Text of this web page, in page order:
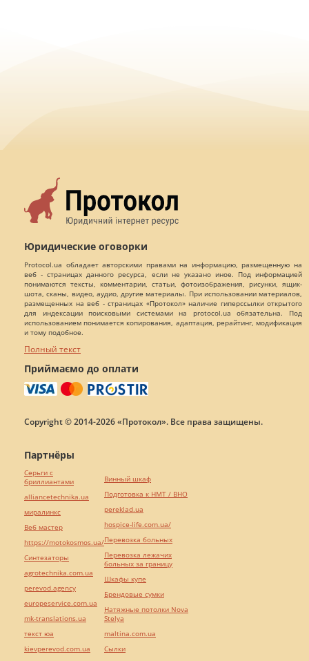
Юридические оговорки
Protocol.ua обладает авторскими правами на информацию, размещенную на
веб - страницах данного ресурса, если не указано иное. Под информацией
понимаются тексты, комментарии, статьи, фотоизображения, рисунки, ящик-
шота, сканы, видео, аудио, другие материалы. При использовании материалов,
размещенных на веб - страницах «Протокол» наличие гиперссылки открытого
для индексации поисковыми системами на protocol.ua обязательна. Под
использованием понимается копирования, адаптация, рерайтинг, модификация
и тому подобное.
Полный текст
Приймаємо до оплати
Copyright © 2014-2026 «Протокол». Все права защищены.
Партнёры
Серьги с
бриллиантами
alliancetechnika.ua
миралинкс
Веб мастер
https://motokosmos.ua/
Синтезаторы
agrotechnika.com.ua
perevod.agency
europeservice.com.ua
mk-translations.ua
текст юа
kievperevod.com.ua
Винный шкаф
Подготовка к НМТ / ВНО
pereklad.ua
hospice-life.com.ua/
Перевозка больных
Перевозка лежачих
больных за границу
Шкафы купе
Брендовые сумки
Натяжные потолки Nova
Stelya
maltina.com.ua
Cылки